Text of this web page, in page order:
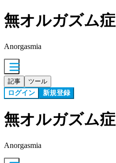
無オルガズム症
Anorgasmia
記事 ツール
ログイン 新規登録
無オルガズム症
Anorgasmia